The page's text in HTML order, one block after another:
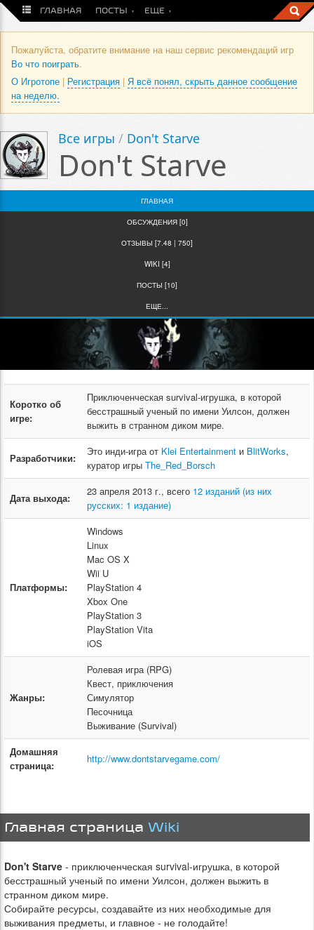
ГЛАВНАЯ ПОСТЫ ЕЩЕ
Пожалуйста, обратите внимание на наш сервис рекомендаций игр
Во что поиграть.
О Игротопе | Регистрация | Я всё понял, скрыть данное сообщение
на неделю.
Все игры / Don't Starve
Don't Starve
ГЛАВНАЯ
ОБСУЖДЕНИЯ [0]
ОТЗЫВЫ [7.48 | 750]
WIKI [4]
ПОСТЫ [10]
ЕЩЕ...
Коротко об
игре:
Приключенческая survival-игрушка, в которой
бесстрашный ученый по имени Уилсон, должен
выжить в странном диком мире.
Разработчики:
Это инди-игра от Klei Entertainment и BlitWorks,
куратор игры The_Red_Borsch
Дата выхода:
23 апреля 2013 г., всего 12 изданий (из них
русских: 1 издание)
Платформы:
Windows
Linux
Mac OS X
Wii U
PlayStation 4
Xbox One
PlayStation 3
PlayStation Vita
iOS
Жанры:
Ролевая игра (RPG)
Квест, приключения
Симулятор
Песочница
Выживание (Survival)
Домашняя
страница:
http://www.dontstarvegame.com/
Главная страница Wiki
Don't Starve - приключенческая survival-игрушка, в которой
бесстрашный ученый по имени Уилсон, должен выжить в
странном диком мире.
Собирайте ресурсы, создавайте из них необходимые для
выживания предметы, и главное - не голодайте!